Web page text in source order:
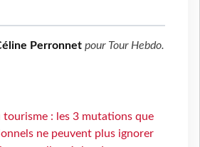
Perronnet pour Tour Hebdo.
tourisme : les 3 mutations que
ne peuvent plus ignorer